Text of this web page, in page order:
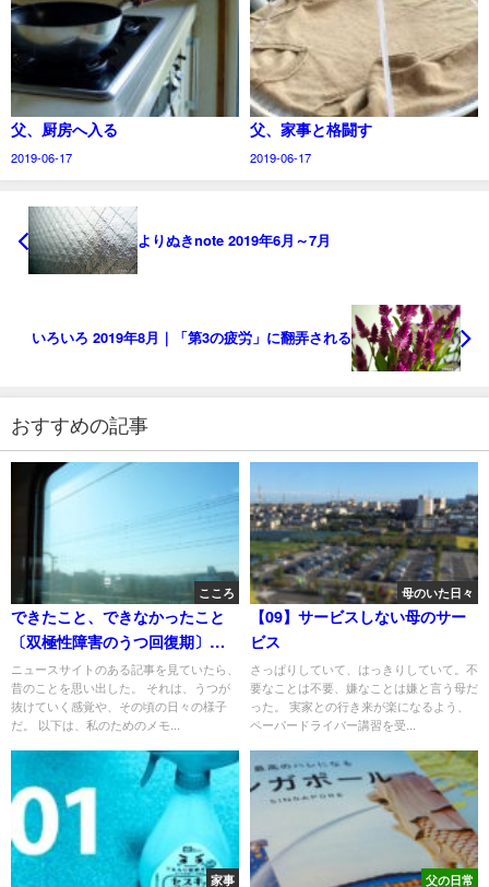
父、厨房へ入る
2019-06-17
父、家事と格闘す
2019-06-17
よりぬきnote 2019年6月～7月
いろいろ 2019年8月｜「第3の疲労」に翻弄される
おすすめの記事
こころ
できたこと、できなかったこと
〔双極性障害のうつ回復期〕―9
年経って思い出す
ニュースサイトのある記事を見ていたら、
昔のことを思い出した。 それは、うつが
抜けていく感覚や、その頃の日々の様子
だ。 以下は、私のためのメモ...
母のいた日々
【09】サービスしない母のサー
ビス
さっぱりしていて、はっきりしていて。不
要なことは不要、嫌なことは嫌と言う母だ
った。 実家との行き来が楽になるよう、
ペーパードライバー講習を受...
家事 父の日常